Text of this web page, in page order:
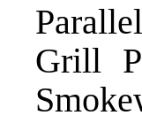
Grill